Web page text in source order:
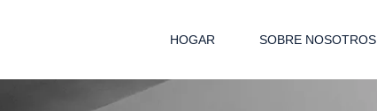
HOGAR SOBRE NOSOTROS